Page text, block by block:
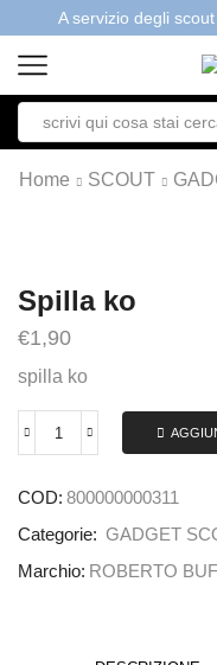
Home SCOUT
Spilla ko
€1,90
spilla ko
COD: 800000000311
Categorie: GADGET
Marchio: ROBERTO